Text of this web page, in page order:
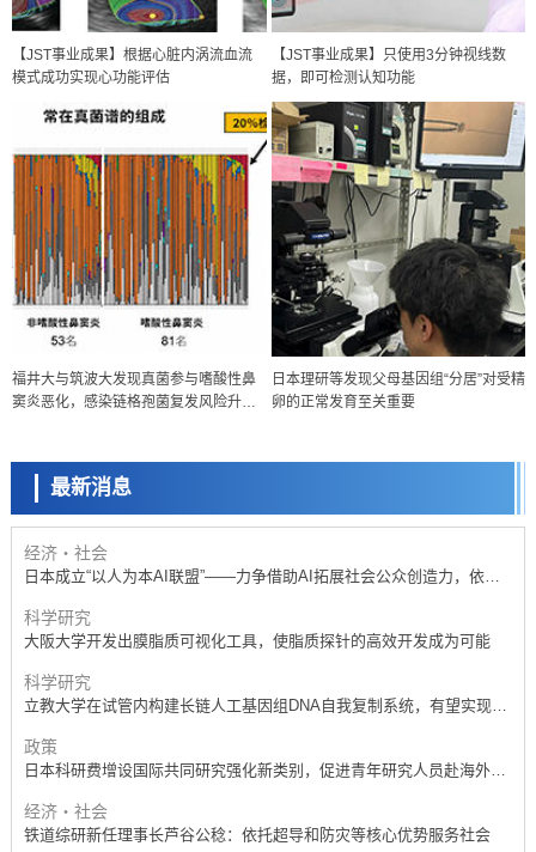
【JST事业成果】根据心脏内涡流血流
模式成功实现心功能评估
【JST事业成果】只使用3分钟视线数
据，即可检测认知功能
福井大与筑波大发现真菌参与嗜酸性鼻
窦炎恶化，感染链格孢菌复发风险升至
日本理研等发现父母基因组“分居”对受精
卵的正常发育至关重要
最新消息
日本科研费增设国际共同研究强化新类别，促进青年研究人员赴海外开
展研究
科学研究
开发出300亿年仅误差1秒的光晶格钟，构建网络将其打造为下一代社会
基础设施
经济・社会
日本成立“以人为本AI联盟”——力争借助AI拓展社会公众创造力，依托
科学研究
大阪大学开发出膜脂质可视化工具，使脂质探针的高效开发成为可能
科学研究
立教大学在试管内构建长链人工基因组DNA自我复制系统，有望实现携
政策
日本科研费增设国际共同研究强化新类别，促进青年研究人员赴海外开
经济・社会
铁道综研新任理事长芦谷公稔：依托超导和防灾等核心优势服务社会